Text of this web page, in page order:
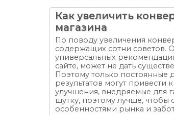
Как увеличить
магазина
По поводу увеличения
содержащих сотни советов.
универсальных
сайте, может не дать
Поэтому только постоянные
результатов могут
улучшения, внедряемые для
шутку, поэтому лучше,
особенностями рынка и